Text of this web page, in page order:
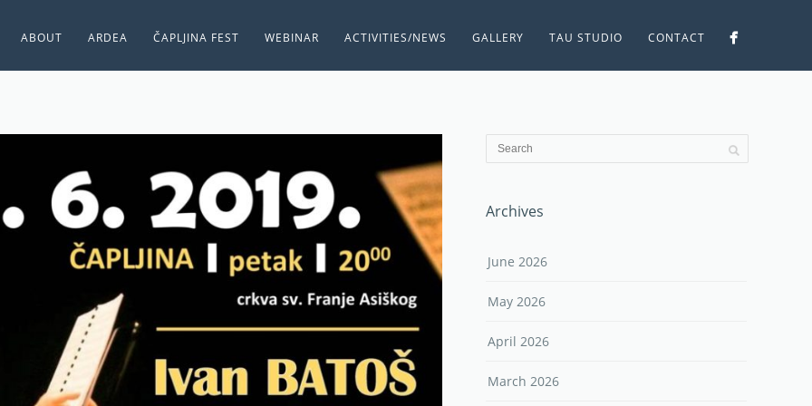
ABOUT ARDEA ČAPLJINA FEST WEBINAR ACTIVITIES/NEWS GALLERY TAU STUDIO CONTACT
Archives
June 2026
May 2026
April 2026
March 2026